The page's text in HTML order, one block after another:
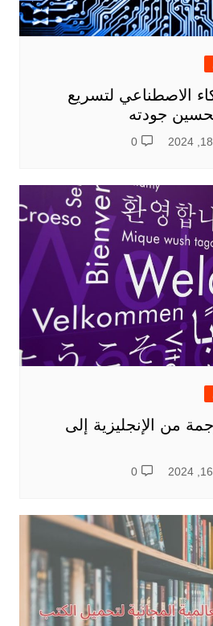
الاصطناعي لتسريع
جودته
0
من الإنجليزية إلى
0